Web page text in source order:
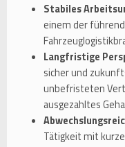
Stabiles
einem der
Langfristige
sicher und
unbefristeten
ausgezahltes
Tätigkeit mit